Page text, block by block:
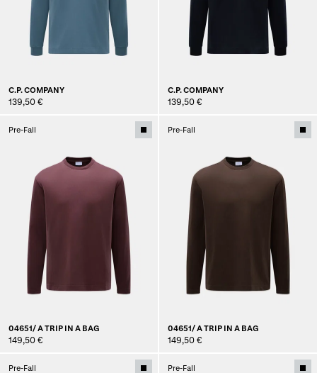
C.P. COMPANY
139,50 €
C.P. COMPANY
139,50 €
Pre-Fall
04651/ A TRIP IN A BAG
149,50 €
Pre-Fall
04651/ A TRIP IN A BAG
149,50 €
Pre-Fall Pre-Fall